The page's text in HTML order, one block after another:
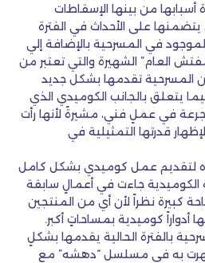
من بينها الإسقاطات
يتضمنها على الأحداث في الفترة
في المسرحية بالإضافة إلي
العام” الشهيرة والتي تعتبر من
المسرحية تقدمها بشكل جديد
يتعلق بالجانب الكوميدي الذي
في عملٍ فني، مشيرةً لأنها رأت
قدرتها التمثيلية في
لتقديم عمل كوميدي بشكل كامل
الكوميدية جاءت في أعمالٍ سابقة
كبيرة نظراً لأن أي من المنتجين
أدواراً كوميدية بمساحاتٍ أكبر.
بالفترة الحالية يقدمها بشكلٍ
ظهرت به في مسلسل “دهشه” مع